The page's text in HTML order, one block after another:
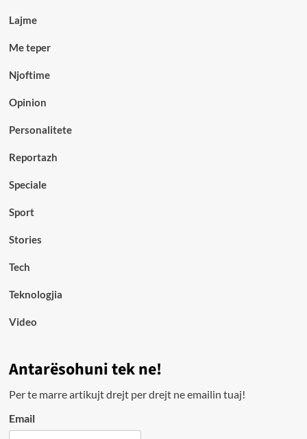
Lajme
Me teper
Njoftime
Opinion
Personalitete
Reportazh
Speciale
Sport
Stories
Tech
Teknologjia
Video
Antarësohuni tek ne!
Per te marre artikujt drejt per drejt ne emailin tuaj!
Email